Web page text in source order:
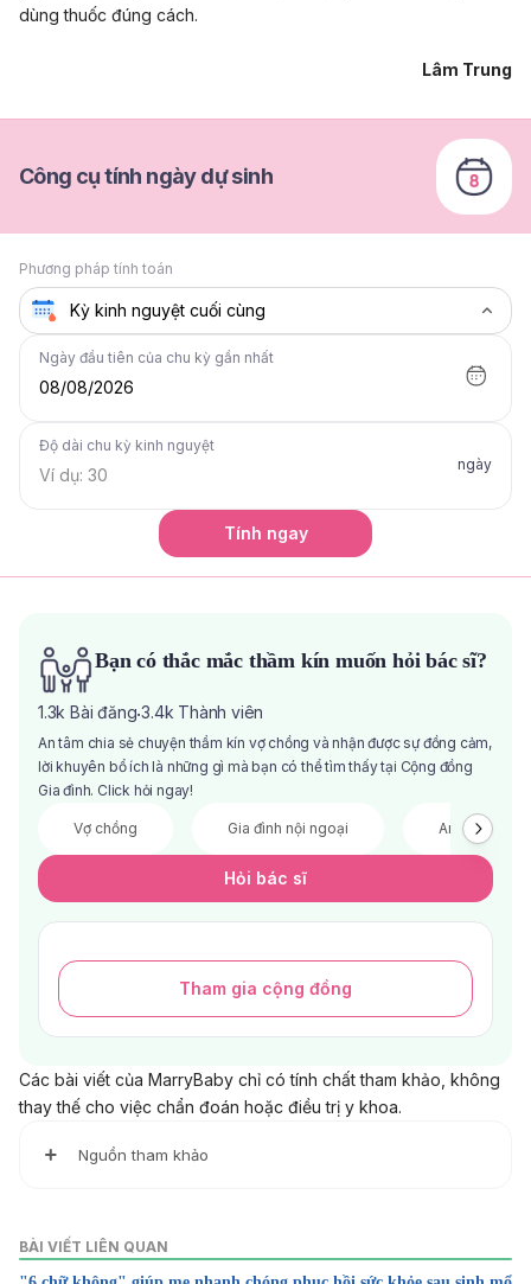
dùng thuốc đúng cách.
Lâm Trung
Công cụ tính ngày dự sinh
Phương pháp tính toán
Ngày đầu tiên của chu kỳ gần nhất
08/08/2026
Độ dài chu kỳ kinh nguyệt
ngày
Tính ngay
Bạn có thắc mắc thầm kín muốn hỏi bác sĩ?
1.3k Bài đăng·3.4k Thành viên
An tâm chia sẻ chuyện thầm kín vợ chồng và nhận được sự đồng cảm,
lời khuyên bổ ích là những gì mà bạn có thể tìm thấy tại Cộng đồng
Gia đình. Click hỏi ngay!
Vợ chồng Gia đình nội ngoại Anh chị em
Hỏi bác sĩ
Tham gia cộng đồng
Các bài viết của MarryBaby chỉ có tính chất tham khảo, không
thay thế cho việc chẩn đoán hoặc điều trị y khoa.
Nguồn tham khảo
https://www.mayoclinic.org/diseases-
conditions/perimenopause/diagnosis-treatment/drc-
BÀI VIẾT LIÊN QUAN